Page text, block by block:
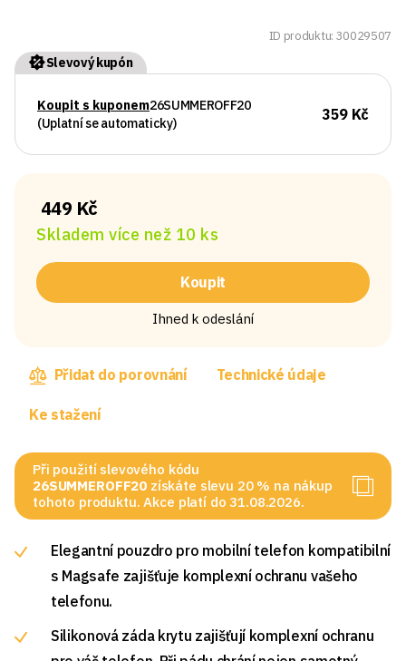
ID produktu: 30029507
Slevový kupón
Koupit s kuponem26SUMMEROFF20
(Uplatní se automaticky)
359 Kč
449 Kč
Skladem více než 10 ks
Koupit
Ihned k odeslání
Přidat do porovnání Technické údaje
Ke stažení
Při použití slevového kódu
26SUMMEROFF20 získáte slevu 20 % na nákup
tohoto produktu. Akce platí do 31.08.2026.
Elegantní pouzdro pro mobilní telefon kompatibilní
s Magsafe zajišťuje komplexní ochranu vašeho
telefonu.
Silikonová záda krytu zajišťují komplexní ochranu